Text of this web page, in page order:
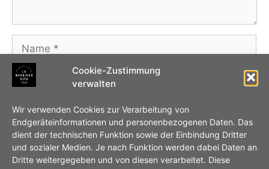
Cookie-Zustimmung
verwalten
Wir verwenden Cookies zur Verarbeitung von
Endgeräteinformationen und personenbezogenen Daten. Das
dient der technischen Funktion sowie der Einbindung Dritter
und sozialer Medien. Je nach Funktion werden dabei Daten an
Dritte weitergegeben und von diesen verarbeitet. Diese
E-
Mail-
Adresse
Website
Name, E-Mail-Adresse und Website in diesem
Browser für meinen nächsten Kommentar